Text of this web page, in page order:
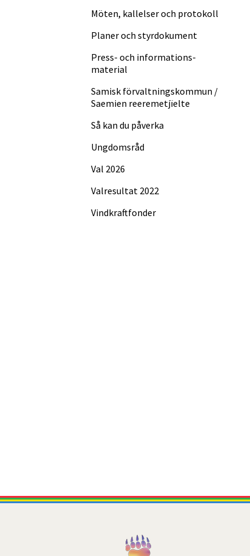
Möten, kallelser och protokoll
Planer och styrdokument
Press- och informations­
material
Samisk förvalt­nings­kommun /
Saemien reere­met­jïelte
Så kan du påverka
Ungdomsråd
Val 2026
Valresultat 2022
Vindkraftfonder